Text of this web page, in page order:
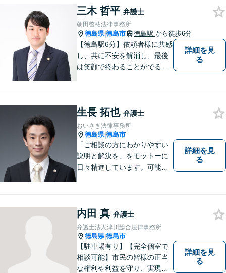
す。
三木 哲平 弁護士
朝田啓祐法律事務所
徳島県|徳島市 徳島駅 から徒歩6分
【徳島駅6分】依頼者様に共感
し、共に不安を解消し、最後
は笑顔で終わることがでるよ
相談にのっています。 まずは
ご相談ください。
詳細を見
る
生長 拓也 弁護士
おいさき法律事務所
徳島県|徳島市
「ご相談の方にわかりやすい
説明と解決を」をモットーに
日々精進しています。可能な
詳細を見
る
内田 真 弁護士
弁護士法人津川総合法律事務所
徳島県|徳島市
【駐車場有り】【完全個室で
相談可能】市民の皆様の正当
な権利や利益を守り、実現す
詳細を見
る